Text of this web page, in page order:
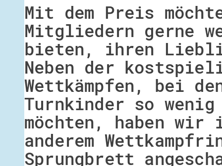
Mit dem Preis
Mitgliedern gerne
bieten, ihren
Neben der
Wettkämpfen, bei
Turnkinder so
möchten, haben wir
anderem
Sprungbrett